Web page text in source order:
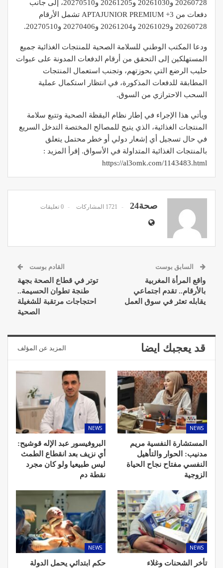
20260728 و20261030 و20261205 و20270510، إلى جانب
دفعات من APTAJUNIOR PREMIUM +3 تشمل الأرقام
20260728 و20261029 و20261204 و20270406 و20270510.
ودعا المكتب الوطني للسلامة الصحية للمنتجات الغذائية جميع
المستهلكين إلى التحقق من أرقام الدفعات المدونة على عبوات
حليب الرضع التي بحوزتهم، وتجنب استعمال المنتجات
المطابقة للدفعات المذكورة، في انتظار استكمال عملية
السحب الاحترازي من السوق.
ويأتي هذا الإجراء في إطار نظام اليقظة الصحية وتتبع سلامة
المنتجات الغذائية، الذي يتيح للمصالح المختصة التدخل السريع
في حال تسجيل أي إشعار دولي أو خطر محتمل يتعلق
بالمنتجات الغذائية المتداولة في الأسواق. إقرأ المزيد :
https://al3omk.com/1143483.html
صحة24 1721 المشاركات 0 تعليقات
السابق بوست
واقع المرأة المغربية
بالأرقام.. تقدم اجتماعي
يقابله تعثر في سوق العمل
القادم بوست
توتر في قطاع الصحة بجهة
طنجة تطوان الحسيمة..
احتجاجات مرتقبة للشغيلة
الصحية
قد يعجبك ايضا المزيد عن المؤلف
NEWS
المستشارة النفسية مريم
مدنيب: الحوار والتأهيل
النفسي مفتاح نجاح الحياة
الزوجية
NEWS
البروفيسور عبد الإله قوشيح:
أي نزيف بعد انقطاع الطمث
ليس طبيعيا ولو كان مجرد
نقطة دم
NEWS
تأخر الشحنات وغلاء
NEWS
حكم ابتدائي يحمل الدولة